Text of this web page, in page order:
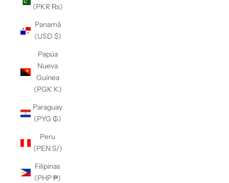
(PKR ₨)
Panamá
(USD $)
Papúa
Nueva
Guinea
(PGK K)
Paraguay
(PYG ₲)
Peru
(PEN S/)
Filipinas
(PHP ₱)